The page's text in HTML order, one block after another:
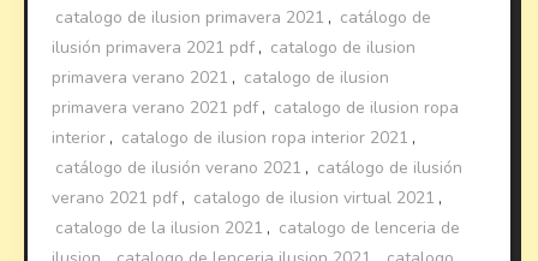
catalogo de ilusion primavera 2021 , catálogo de
ilusión primavera 2021 pdf , catalogo de ilusion
primavera verano 2021 , catalogo de ilusion
primavera verano 2021 pdf , catalogo de ilusion ropa
interior , catalogo de ilusion ropa interior 2021 ,
catálogo de ilusión verano 2021 , catálogo de ilusión
verano 2021 pdf , catalogo de ilusion virtual 2021 ,
catalogo de la ilusion 2021 , catalogo de lenceria de